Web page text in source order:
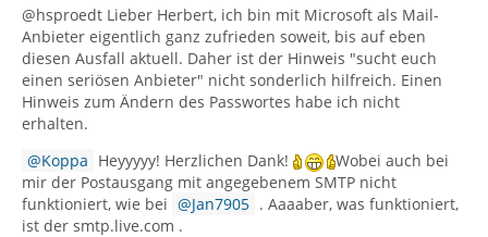
@hsproedt Lieber Herbert, ich bin mit Microsoft als Mail-
Anbieter eigentlich ganz zufrieden soweit, bis auf eben
diesen Ausfall aktuell. Daher ist der Hinweis "sucht euch
einen seriösen Anbieter" nicht sonderlich hilfreich. Einen
Hinweis zum Ändern des Passwortes habe ich nicht
erhalten.
Koppa Heyyyyy! Herzlichen Dank!
Wobei auch bei
mir der Postausgang mit angegebenem SMTP nicht
funktioniert, wie bei
Jan7905 . Aaaaber, was funktioniert,
ist der smtp.live.com .